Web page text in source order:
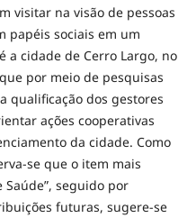
visitar na visão de pessoas
papéis sociais em um
a cidade de Cerro Largo, no
por meio de pesquisas
qualificação dos gestores
ações cooperativas
da cidade. Como
se que o item mais
Saúde”, seguido por
futuras, sugere-se